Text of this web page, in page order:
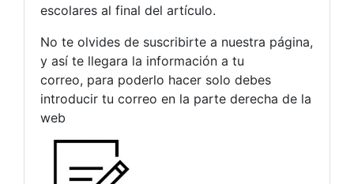
escolares al final del artículo.
No te olvides de suscribirte a nuestra página,
y así te llegara la información a tu
correo, para poderlo hacer solo debes
introducir tu correo en la parte derecha de la
web